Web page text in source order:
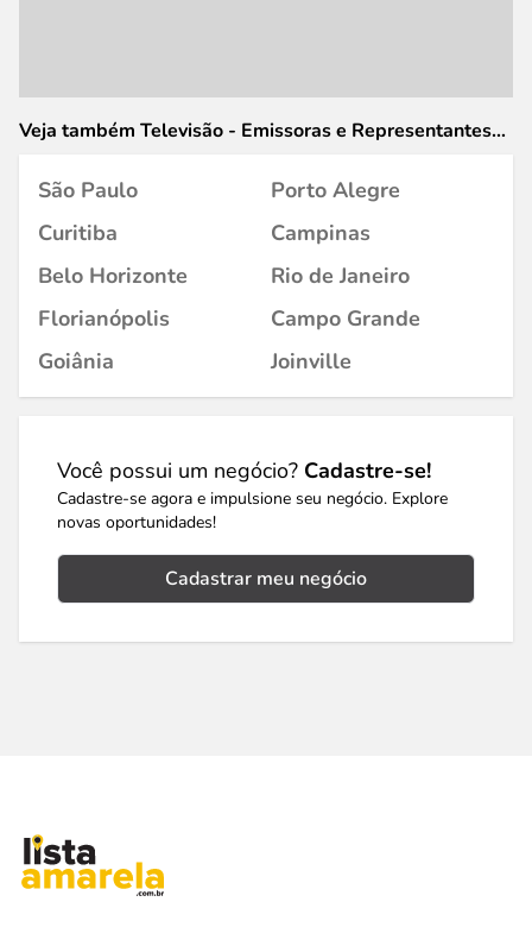
Veja também Televisão - Emissoras e Representantes
São Paulo
Porto Alegre
Curitiba
Campinas
Belo Horizonte
Rio de Janeiro
Florianópolis
Campo Grande
Goiânia
Joinville
Você possui um negócio? Cadastre-se!
Cadastre-se agora e impulsione seu negócio. Explore
novas oportunidades!
Cadastrar meu negócio